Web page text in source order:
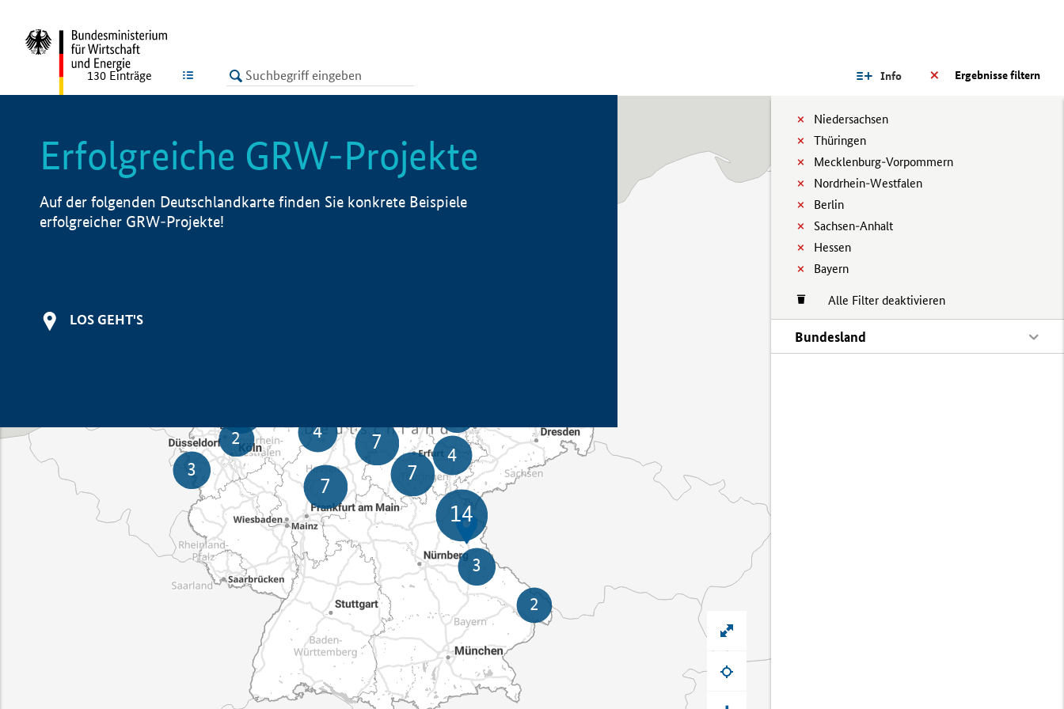
LISTE Ergebnisse filtern
Info
Niedersachsen
Thüringen
Mecklenburg-Vorpommern
Nordrhein-Westfalen
Berlin
Sachsen-Anhalt
Hessen
Bayern
Alle Filter deaktivieren
Bundesland
130 Einträge
Erfolgreiche GRW-Projekte
Auf der folgenden Deutschlandkarte finden Sie konkrete Beispiele
erfolgreicher GRW-Projekte!
LOS GEHT'S